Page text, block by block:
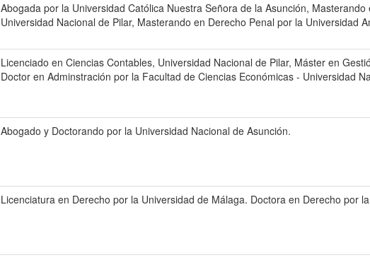
Abogada por la Universidad Católica Nuestra Señora de la Asunción,
Universidad Nacional de Pilar, Masterando en Derecho Penal por la Universidad
Licenciado en Ciencias Contables, Universidad Nacional de Pilar, Máster en
Doctor en Adminstración por la Facultad de Ciencias Económicas - Universidad
Abogado y Doctorando por la Universidad Nacional de Asunción.
Licenciatura en Derecho por la Universidad de Málaga. Doctora en Derecho por